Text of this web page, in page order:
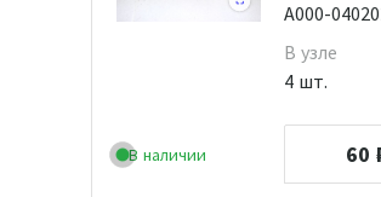
В наличии
A000-
В узле
4 шт.
60